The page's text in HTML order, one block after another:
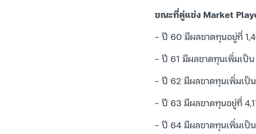
ขณะที่คู่แข่ง Market
– ปี 60 มีผลขาดทุนอยู่ที่
– ปี 61 มีผลขาดทุนเพิ่มเป็
– ปี 62 มีผลขาดทุนเพิ่มเป็
– ปี 63 มีผลขาดทุนอยู่ที่
– ปี 64 มีผลขาดทุนเพิ่มเป็